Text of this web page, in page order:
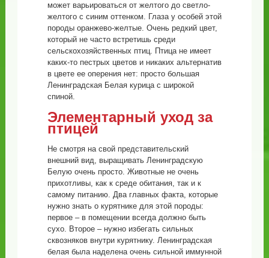
может варьироваться от желтого до светло-
желтого с синим оттенком. Глаза у особей этой
породы оранжево-желтые. Очень редкий цвет,
который не часто встретишь среди
сельскохозяйственных птиц. Птица не имеет
каких-то пестрых цветов и никаких альтернатив
в цвете ее оперения нет: просто большая
Ленинградская Белая курица с широкой
спиной.
Элементарный уход за
птицей
Не смотря на свой представительский
внешний вид, выращивать Ленинградскую
Белую очень просто. Животные не очень
прихотливы, как к среде обитания, так и к
самому питанию. Два главных факта, которые
нужно знать о курятнике для этой породы:
первое – в помещении всегда должно быть
сухо. Второе – нужно избегать сильных
сквозняков внутри курятнику. Ленинградская
белая была наделена очень сильной иммунной